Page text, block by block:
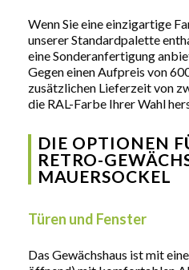
Wenn Sie eine einzigartige
unserer Standardpalette
eine Sonderanfertigung
Gegen einen Aufpreis von
zusätzlichen Lieferzeit von
die RAL-Farbe Ihrer Wahl
DIE OPTIONEN
RETRO-
MAUERSOCKEL
Türen und Fenster
Das Gewächshaus ist mit